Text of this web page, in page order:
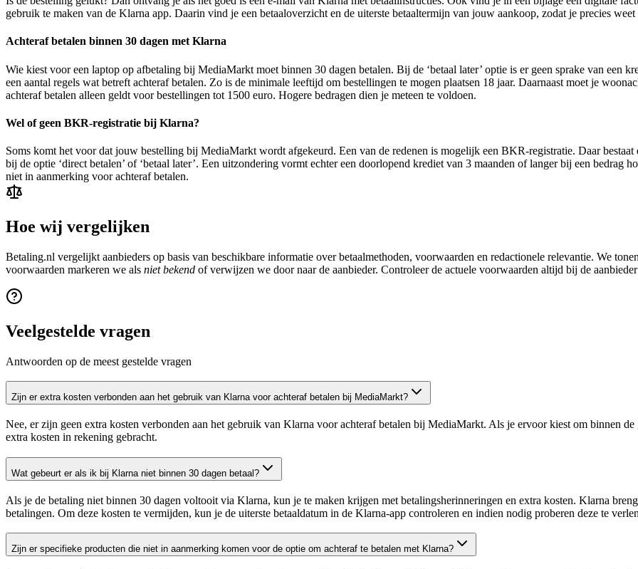
gebruik te maken van de Klarna app. Daarin vind je een betaaloverzicht en de uiterste betaaltermijn van jouw aankoop, zodat je precies weet
Achteraf betalen binnen 30 dagen met Klarna
Wie kiest voor een laptop op afbetaling bij MediaMarkt moet binnen 30 dagen betalen. Bij de ‘betaal later’ optie is er geen sprake van een
een aantal regels wat betreft achteraf betalen. Zo is de minimale leeftijd om bestellingen te mogen plaatsen 18 jaar. Daarnaast moet je
achteraf betalen alleen geldt voor bestellingen tot 1500 euro. Hogere bedragen dien je meteen te voldoen.
Wel of geen BKR-registratie bij Klarna?
Soms komt het voor dat jouw bestelling bij MediaMarkt wordt afgekeurd. Een van de redenen is mogelijk een BKR-registratie. Daar
bij de optie ‘direct betalen’ of ‘betaal later’. Een uitzondering vormt echter een doorlopend krediet van 3 maanden of langer bij een bedrag
niet in aanmerking voor achteraf betalen.
Hoe wij vergelijken
Betaling.nl vergelijkt aanbieders op basis van beschikbare informatie over betaalmethoden, voorwaarden en redactionele relevantie. We
voorwaarden markeren we als niet bekend of verwijzen we door naar de aanbieder. Controleer de actuele voorwaarden altijd bij de
Veelgestelde vragen
Antwoorden op de meest gestelde vragen
Zijn er extra kosten verbonden aan het gebruik van Klarna voor achteraf betalen bij MediaMarkt?
Nee, er zijn geen extra kosten verbonden aan het gebruik van Klarna voor achteraf betalen bij MediaMarkt. Als je ervoor kiest om binnen
extra kosten in rekening gebracht.
Wat gebeurt er als ik bij Klarna niet binnen 30 dagen betaal?
Als je de betaling niet binnen 30 dagen voltooit via Klarna, kun je te maken krijgen met betalingsherinneringen en extra kosten. Klarna
betalingen. Om deze kosten te vermijden, kun je de uiterste betaaldatum in de Klarna-app controleren en indien nodig proberen deze te
Zijn er specifieke producten die niet in aanmerking komen voor de optie om achteraf te betalen met Klarna?